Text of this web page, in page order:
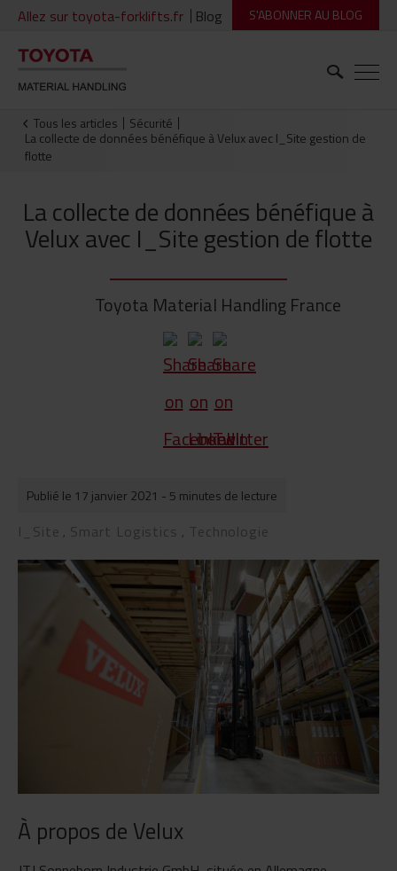
Allez sur toyota-forklifts.fr Blog S'ABONNER AU BLOG
Tous les articles
Sécurité
La collecte de données bénéfique à Velux avec I_Site gestion de
flotte
La collecte de données bénéfique à
Velux avec I_Site gestion de flotte
Toyota Material Handling France
Publié le 17 janvier 2021 - 5 minutes de lecture
I_Site , Smart Logistics , Technologie
À propos de Velux